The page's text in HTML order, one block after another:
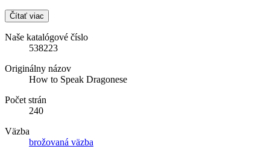
Čítať viac
Naše katalógové číslo
538223
Originálny názov
How to Speak Dragonese
Počet strán
240
Väzba
brožovaná väzba